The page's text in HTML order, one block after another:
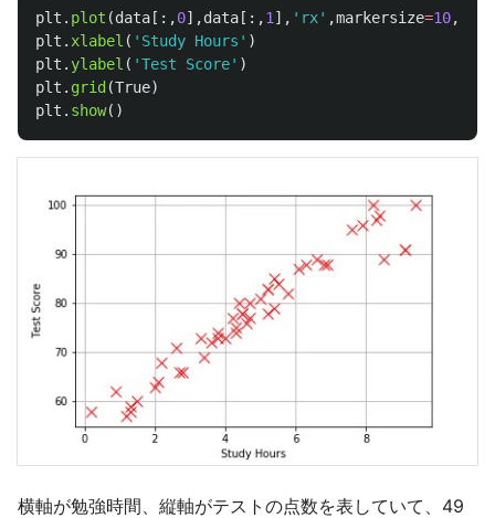
plt . plot (data [:,0],data [:,1], ' rx' ,markersize=10,
plt .xlabel ( ' Study Hours ' )
plt . ylabel ( 'Test Score' )
plt . grid (True)
plt . show()
横軸が勉強時間、縦軸がテストの点数を表していて、49